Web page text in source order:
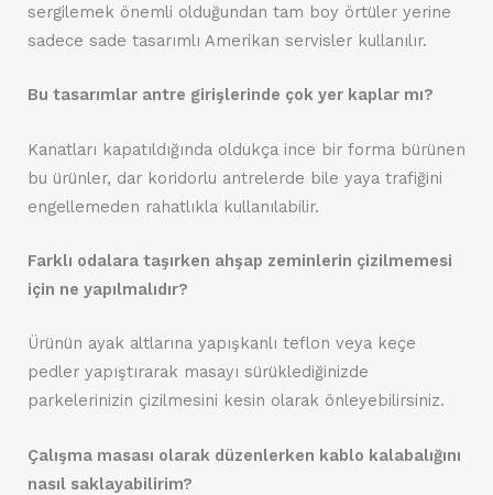
sergilemek önemli olduğundan tam boy örtüler yerine
sadece sade tasarımlı Amerikan servisler kullanılır.
Bu tasarımlar antre girişlerinde çok yer kaplar mı?
Kanatları kapatıldığında oldukça ince bir forma bürünen
bu ürünler, dar koridorlu antrelerde bile yaya trafiğini
engellemeden rahatlıkla kullanılabilir.
Farklı odalara taşırken ahşap zeminlerin çizilmemesi
için ne yapılmalıdır?
Ürünün ayak altlarına yapışkanlı teflon veya keçe
pedler yapıştırarak masayı sürüklediğinizde
parkelerinizin çizilmesini kesin olarak önleyebilirsiniz.
Çalışma masası olarak düzenlerken kablo kalabalığını
nasıl saklayabilirim?